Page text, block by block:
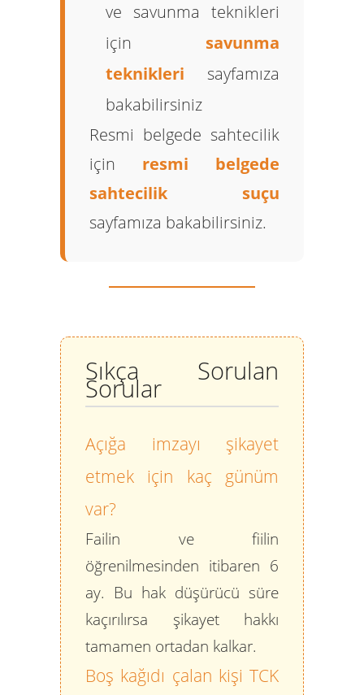
ve savunma teknikleri
için savunma
teknikleri sayfamıza
bakabilirsiniz
Resmi belgede sahtecilik
için resmi belgede
sahtecilik suçu
sayfamıza bakabilirsiniz.
Sıkça Sorulan
Sorular
Açığa imzayı şikayet
etmek için kaç günüm
var?
Failin ve fiilin
öğrenilmesinden itibaren 6
ay. Bu hak düşürücü süre
kaçırılırsa şikayet hakkı
tamamen ortadan kalkar.
Boş kağıdı çalan kişi TCK